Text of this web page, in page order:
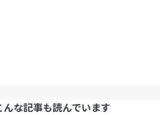
な記事も読んでいます